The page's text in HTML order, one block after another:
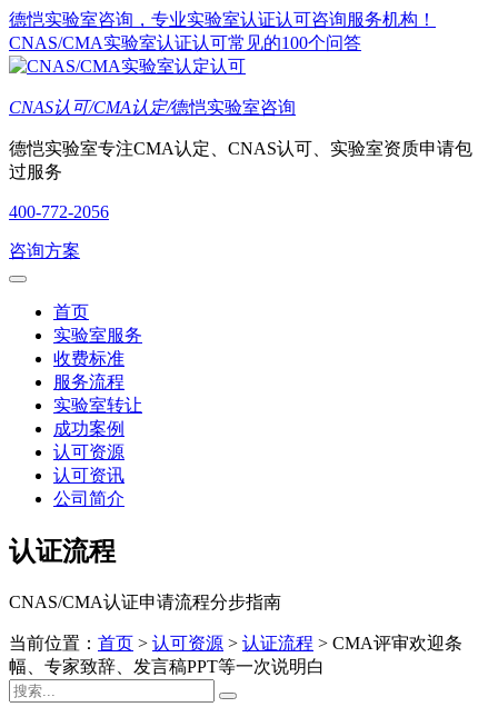
德恺实验室咨询，专业实验室认证认可咨询服务机构！
CNAS/CMA实验室认证认可常见的100个问答
CNAS认可/CMA认定/德恺实验室咨询
德恺实验室专注CMA认定、CNAS认可、实验室资质申请包
过服务
400-772-2056
咨询方案
首页
实验室服务
收费标准
服务流程
实验室转让
成功案例
认可资源
认可资讯
公司简介
认证流程
CNAS/CMA认证申请流程分步指南
当前位置： 首页 > 认可资源 > 认证流程 > CMA评审欢迎条
幅、专家致辞、发言稿PPT等一次说明白